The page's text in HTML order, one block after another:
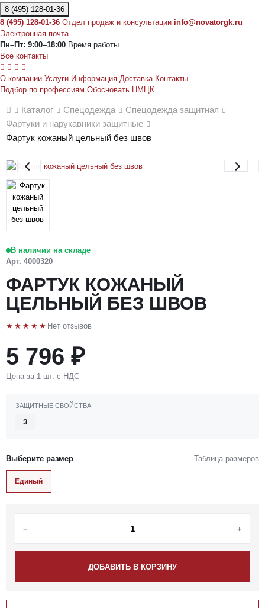
8 (495) 128-01-36
8 (495) 128-01-36 Отдел продаж и консультации info@novatorgk.ru
Электронная почта
Пн–Пт: 9:00–18:00 Время работы
Все контакты
О компании Услуги Информация Доставка Контакты
Подбор по профессиям Обосновать НМЦК
Каталог Спецодежда
Спецодежда защитная
Фартуки и нарукавники защитные
Фартук кожаный цельный без швов
В наличии на складе
Арт. 4000320
ФАРТУК КОЖАНЫЙ
ЦЕЛЬНЫЙ БЕЗ ШВОВ
★★★★★ Нет отзывов
5 796 ₽
Цена за 1 шт. с НДС
ЗАЩИТНЫЕ СВОЙСТВА
З
Выберите размер Таблица размеров
Единый
− +
ДОБАВИТЬ В КОРЗИНУ